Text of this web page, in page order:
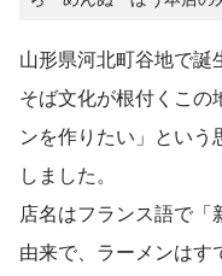
山形県河北町谷地で誕
そば文化が根付くこの
ンを作りたい」とい
しました。
店名はフランス語で
由来で、ラーメンはす